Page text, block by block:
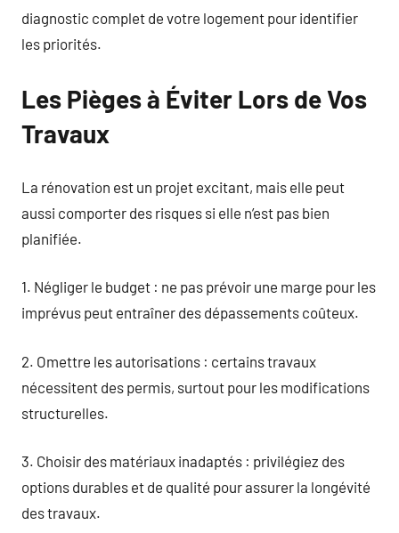
diagnostic complet de votre logement pour identifier
les priorités.
Les Pièges à Éviter Lors de Vos
Travaux
La rénovation est un projet excitant, mais elle peut
aussi comporter des risques si elle n’est pas bien
planifiée.
1. Négliger le budget : ne pas prévoir une marge pour les
imprévus peut entraîner des dépassements coûteux.
2. Omettre les autorisations : certains travaux
nécessitent des permis, surtout pour les modifications
structurelles.
3. Choisir des matériaux inadaptés : privilégiez des
options durables et de qualité pour assurer la longévité
des travaux.